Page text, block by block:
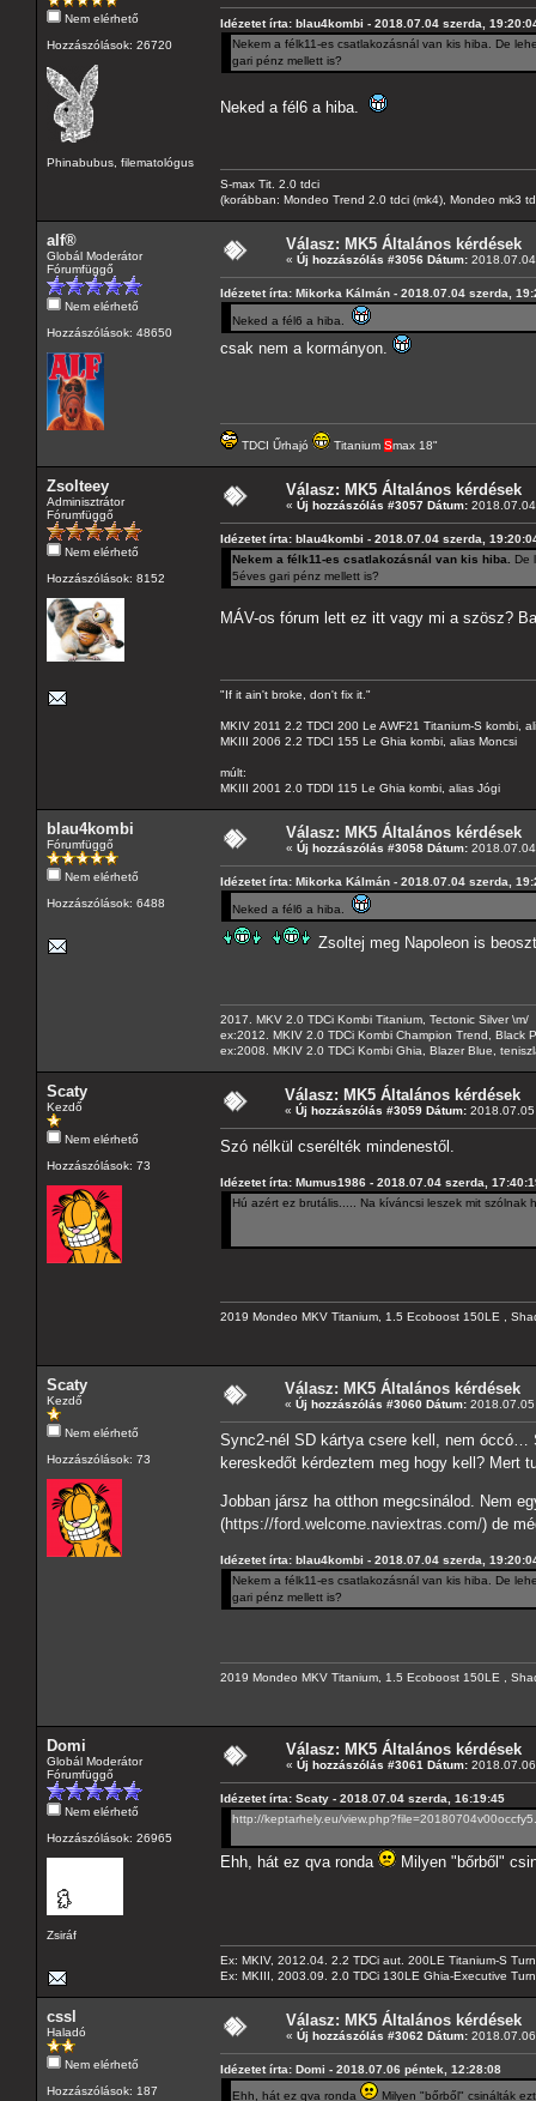
Nem elérhető
Hozzászólások: 26720
Phinabubus, filematológus
Idézetet írta: blau4kombi - 2018.07.04 szerda,
Nekem a félk11-es csatlakozásnál van kis hiba. De
gari pénz mellett is?
Neked a fél6 a hiba.
S-max Tit. 2.0 tdci
(korábban: Mondeo Trend 2.0 tdci (mk4), Mondeo mk3
alf®
Globál Moderátor
Fórumfüggő
Nem elérhető
Hozzászólások: 48650
Válasz: MK5 Általános kérdések
« Új hozzászólás #3056 Dátum:
Idézetet írta: Mikorka Kálmán - 2018.07.04 szerda,
Neked a fél6 a hiba.
csak nem a kormányon.
TDCI Űrhajó Titanium Smax 18"
Zsolteey
Adminisztrátor
Fórumfüggő
Nem elérhető
Hozzászólások: 8152
Válasz: MK5 Általános kérdések
« Új hozzászólás #3057 Dátum:
Idézetet írta: blau4kombi - 2018.07.04 szerda,
Nekem a félk11-es csatlakozásnál van kis hiba.
De
5éves gari pénz mellett is?
MÁV-os fórum lett ez itt vagy mi a szösz?
"If it ain't broke, don't fix it."
MKIV 2011 2.2 TDCI 200 Le AWF21 Titanium-S kombi,
MKIII 2006 2.2 TDCI 155 Le Ghia kombi, alias Moncsi
múlt:
MKIII 2001 2.0 TDDI 115 Le Ghia kombi, alias Jógi
blau4kombi
Fórumfüggő
Nem elérhető
Hozzászólások: 6488
Válasz: MK5 Általános kérdések
« Új hozzászólás #3058 Dátum:
Idézetet írta: Mikorka Kálmán - 2018.07.04 szerda,
Neked a fél6 a hiba.
Zsoltej meg Napoleon is
2017. MKV 2.0 TDCi Kombi Titanium, Tectonic Silver \m/
ex:2012. MKIV 2.0 TDCi Kombi Champion Trend, Black
ex:2008. MKIV 2.0 TDCi Kombi Ghia, Blazer Blue,
Scaty
Kezdő
Nem elérhető
Hozzászólások: 73
Válasz: MK5 Általános kérdések
« Új hozzászólás #3059 Dátum:
Szó nélkül cserélték mindenestől.
Idézetet írta: Mumus1986 - 2018.07.04 szerda,
Hú azért ez brutális..... Na kíváncsi leszek mit szólnak
2019 Mondeo MKV Titanium, 1.5 Ecoboost 150LE ,
Scaty
Kezdő
Nem elérhető
Hozzászólások: 73
Válasz: MK5 Általános kérdések
« Új hozzászólás #3060 Dátum:
Sync2-nél SD kártya csere kell, nem óccó…
kereskedőt kérdeztem meg hogy kell? Mert
Jobban jársz ha otthon megcsinálod. Nem
(https://ford.welcome.naviextras.com/) de
Idézetet írta: blau4kombi - 2018.07.04 szerda,
Nekem a félk11-es csatlakozásnál van kis hiba. De
gari pénz mellett is?
2019 Mondeo MKV Titanium, 1.5 Ecoboost 150LE ,
Domi
Globál Moderátor
Fórumfüggő
Nem elérhető
Hozzászólások: 26965
Zsiráf
Válasz: MK5 Általános kérdések
« Új hozzászólás #3061 Dátum:
Idézetet írta: Scaty - 2018.07.04 szerda, 16:19:45
http://keptarhely.eu/
Ehh, hát ez qva ronda Milyen "bőrből"
Ex: MKIV, 2012.04. 2.2 TDCi aut. 200LE Titanium-S
Ex: MKIII, 2003.09. 2.0 TDCi 130LE Ghia-Executive
cssl
Haladó
Nem elérhető
Hozzászólások: 187
Válasz: MK5 Általános kérdések
« Új hozzászólás #3062 Dátum:
Idézetet írta: Domi - 2018.07.06 péntek, 12:28:08
Ehh, hát ez qva ronda
Milyen "bőrből" csinálták